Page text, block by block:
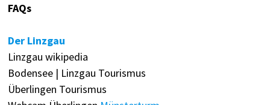
FAQs
Der Linzgau
Linzgau wikipedia
Bodensee | Linzgau Tourismus
Überlingen Tourismus